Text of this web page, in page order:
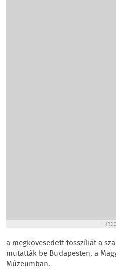
a megkövesedett fosszíliát a
mutatták be Budapesten, a
Múzeumban.